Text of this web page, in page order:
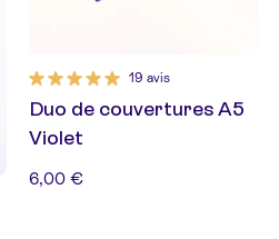
19 avis
Duo de couvertures A5
Violet
6,00 €